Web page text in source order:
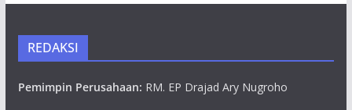
REDAKSI
Pemimpin Perusahaan: RM. EP Drajad Ary Nugroho